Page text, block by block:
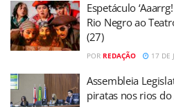
Espetáculo
Rio Negro ao
(27)
POR REDAÇÃO 17 DE
Assembleia
piratas nos rios do